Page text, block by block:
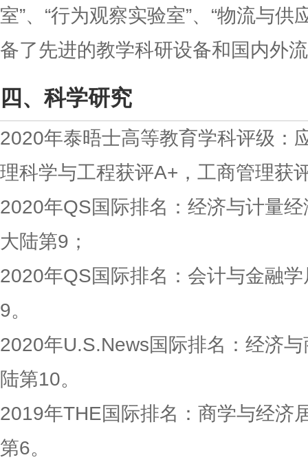
室”、“行为观察实验室”、“物流与
备了先进的教学科研设备和国内外
科学研究
2020年泰晤士高等教育学科评级：
理科学与工程获评A+，工商管理获
2020年QS国际排名：经济与计量
大陆第9；
2020年QS国际排名：会计与金融
9。
2020年U.S.News国际排名：经济
陆第10。
2019年THE国际排名：商学与经济
第6。